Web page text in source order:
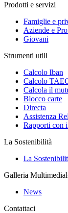
Prodotti e servizi
Famiglie e
Aziende e
Giovani
Strumenti utili
Calcolo Iban
Calcolo
Calcola il
Blocco carte
Directa
Assistenza
Rapporti con
La Sostenibilità
La
Galleria
News
Contattaci